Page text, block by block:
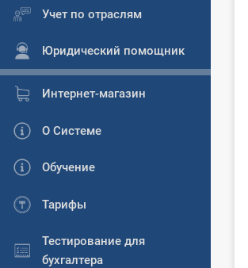
Учет по отраслям
Юридический помощник
Интернет-магазин
О Системе
Обучение
Тарифы
Тестирование для
бухгалтера